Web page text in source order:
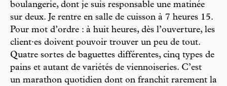
boulangerie, dont je suis responsable une matinée
sur deux. Je rentre en salle de cuisson à 7 heures 15.
Pour mot d’ordre : à huit heures, dès l’ouverture, les
client·es doivent pouvoir trouver un peu de tout.
Quatre sortes de baguettes différentes, cinq types de
pains et autant de variétés de viennoiseries. C’est
un marathon quotidien dont on franchit rarement la